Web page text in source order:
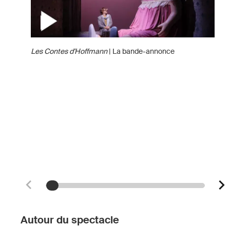
Les Contes d'Hoffmann| La bande-annonce
Autour du spectacle